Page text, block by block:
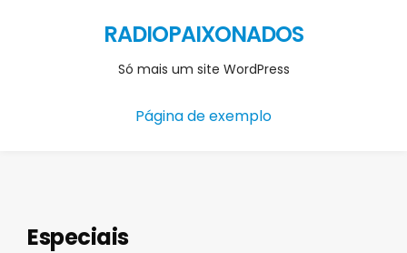
RADIOPAIXONADOS
Só mais um site WordPress
Página de exemplo
Especiais